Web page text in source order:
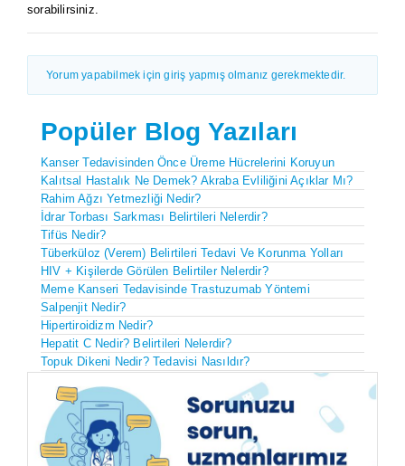
sorabilirsiniz.
Yorum yapabilmek için giriş yapmış olmanız gerekmektedir.
Popüler Blog Yazıları
Kanser Tedavisinden Önce Üreme Hücrelerini Koruyun
Kalıtsal Hastalık Ne Demek? Akraba Evliliğini Açıklar Mı?
Rahim Ağzı Yetmezliği Nedir?
İdrar Torbası Sarkması Belirtileri Nelerdir?
Tifüs Nedir?
Tüberküloz (Verem) Belirtileri Tedavi Ve Korunma Yolları
HIV + Kişilerde Görülen Belirtiler Nelerdir?
Meme Kanseri Tedavisinde Trastuzumab Yöntemi
Salpenjit Nedir?
Hipertiroidizm Nedir?
Hepatit C Nedir? Belirtileri Nelerdir?
Topuk Dikeni Nedir? Tedavisi Nasıldır?